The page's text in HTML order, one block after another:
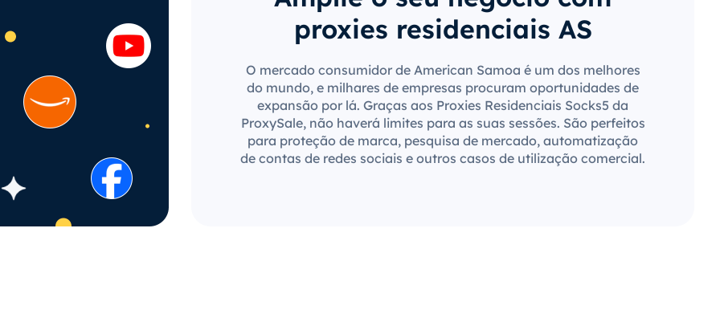
proxies residenciais AS
O mercado consumidor de American Samoa é um dos melhores
do mundo, e milhares de empresas procuram oportunidades de
expansão por lá. Graças aos Proxies Residenciais Socks5 da
ProxySale, não haverá limites para as suas sessões. São perfeitos
para proteção de marca, pesquisa de mercado, automatização
de contas de redes sociais e outros casos de utilização comercial.